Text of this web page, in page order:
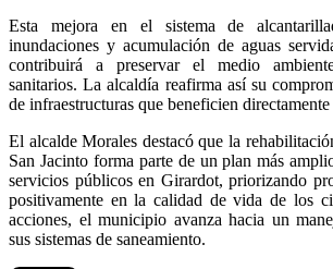
Esta mejora en el sistema de
inundaciones y acumulación de aguas
contribuirá a preservar el medio
sanitarios. La alcaldía reafirma así su
de infraestructuras que beneficien
El alcalde Morales destacó que la
San Jacinto forma parte de un plan más
servicios públicos en Girardot, priorizando
positivamente en la calidad de vida de los
acciones, el municipio avanza hacia un
sus sistemas de saneamiento.